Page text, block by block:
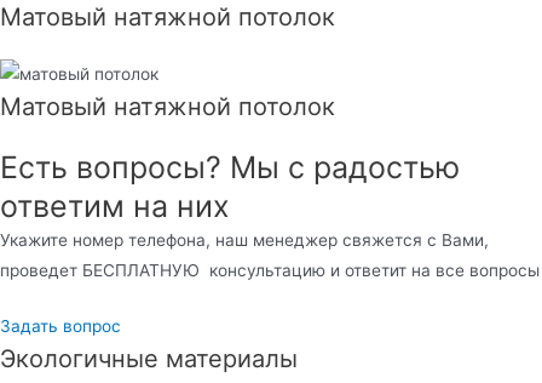
Матовый натяжной потолок
Матовый натяжной потолок
Есть вопросы? Мы с радостью
ответим на них
Укажите номер телефона, наш менеджер свяжется с Вами,
проведет БЕСПЛАТНУЮ консультацию и ответит на все вопросы
Задать вопрос
Экологичные материалы